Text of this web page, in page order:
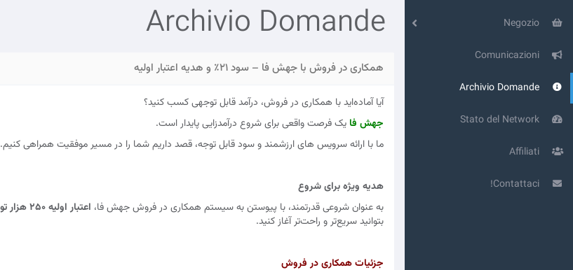
Negozio
Comunicazioni
Archivio Domande
Stato del Network
Affiliati
Contattaci!
Archivio Domande
همکاری در فروش با جهش فا – سود ۲۱٪ و هدیه اعتبار اولیه
آیا آماده‌اید با همکاری در فروش، درآمد قابل توجهی کسب کنید؟
جهش فا یک فرصت واقعی برای شروع درآمدزایی پایدار است.
ما با ارائه سرویس های ارزشمند و سود قابل توجه، قصد داریم شما را در مسیر موفقیت همراهی کنیم.
هدیه ویژه برای شروع
به عنوان شروعی قدرتمند، با پیوستن به سیستم همکاری در فروش جهش فا، اعتبار اولیه ۲۵۰ هزار تومانی
بتوانید سریع‌تر و راحت‌تر آغاز کنید.
جزئیات همکاری در فروش